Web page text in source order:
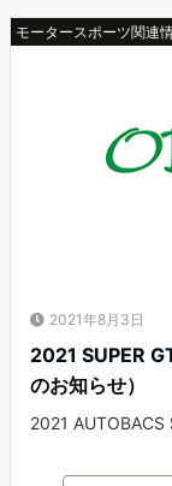
モータースポーツ関連
2021年8月3日
2021 SUPER
のお知らせ）
2021 AUTOBACS